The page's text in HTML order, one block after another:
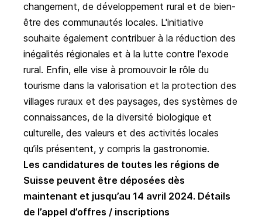
changement, de développement rural et de bien-
être des communautés locales. L'initiative
souhaite également contribuer à la réduction des
inégalités régionales et à la lutte contre l'exode
rural. Enfin, elle vise à promouvoir le rôle du
tourisme dans la valorisation et la protection des
villages ruraux et des paysages, des systèmes de
connaissances, de la diversité biologique et
culturelle, des valeurs et des activités locales
qu’ils présentent, y compris la gastronomie.
Les candidatures de toutes les régions de
Suisse peuvent être déposées dès
maintenant et jusqu’au 14 avril 2024. Détails
de l’appel d’offres / inscriptions